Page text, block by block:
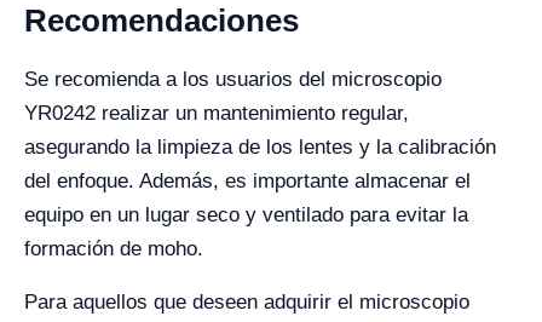
Recomendaciones
Se recomienda a los usuarios del microscopio
YR0242 realizar un mantenimiento regular,
asegurando la limpieza de los lentes y la calibración
del enfoque. Además, es importante almacenar el
equipo en un lugar seco y ventilado para evitar la
formación de moho.
Para aquellos que deseen adquirir el microscopio